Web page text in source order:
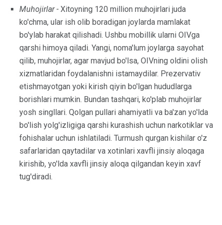
Muhojirlar - Xitoyning 120 million muhojirlari juda
ko'chma, ular ish olib boradigan joylarda mamlakat
bo'ylab harakat qilishadi. Ushbu mobillik ularni OIVga
qarshi himoya qiladi. Yangi, noma'lum joylarga sayohat
qilib, muhojirlar, agar mavjud bo'lsa, OIVning oldini olish
xizmatlaridan foydalanishni istamaydilar. Prezervativ
etishmayotgan yoki kirish qiyin bo'lgan hududlarga
borishlari mumkin. Bundan tashqari, ko'plab muhojirlar
yosh singllari. Qolgan pullari ahamiyatli va ba'zan yo'lda
bo'lish yolg'izligiga qarshi kurashish uchun narkotiklar va
fohishalar uchun ishlatiladi. Turmush qurgan kishilar o'z
safarlaridan qaytadilar va xotinlari xavfli jinsiy aloqaga
kirishib, yo'lda xavfli jinsiy aloqa qilgandan keyin xavf
tug'diradi.